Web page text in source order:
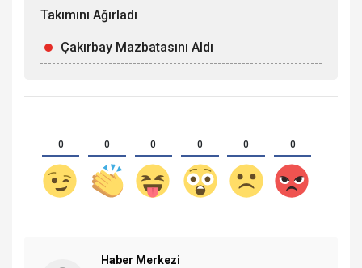
Takımını Ağırladı
Çakırbay Mazbatasını Aldı
0 0 0 0 0 0
Haber Merkezi